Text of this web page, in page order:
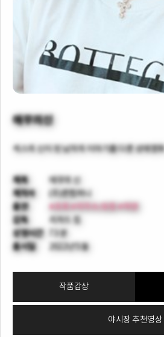
애무의신
섹스의 신이 된 남자의 이야기를 다룬 성애영화
제목 애무의 신
제작사 (주)룬컴퍼니
출연 #초희 #이지수/유정#하연
감독
리차드 킴
상영시간
출시일 2022년 5월
작품감상
야시장 추천영상